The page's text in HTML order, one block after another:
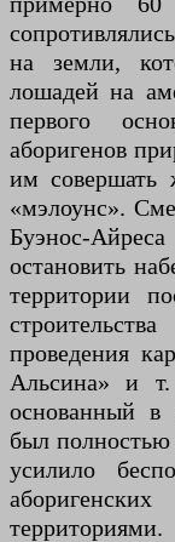
на земли,
лошадей на
первого
аборигенов
им совершать
«мэлоунс».
Буэнос-
остановить
территории
проведения
Альсина» и
основанный в
был полностью
усилило
территориями.